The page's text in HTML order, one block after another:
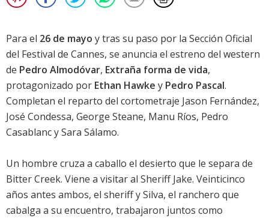
Para el 26 de mayo y tras su paso por la Sección Oficial
del Festival de Cannes, se anuncia el estreno del western
de Pedro Almodóvar, Extraña forma de vida,
protagonizado por Ethan Hawke y Pedro Pascal.
Completan el reparto del cortometraje Jason Fernández,
José Condessa, George Steane, Manu Ríos, Pedro
CasablancySara Sálamo.
Un hombre cruza a caballo el desierto que le separa de
Bitter Creek. Viene a visitar al Sheriff Jake. Veinticinco
años antes ambos, el sheriff y Silva, el ranchero que
cabalga a su encuentro, trabajaron juntos como